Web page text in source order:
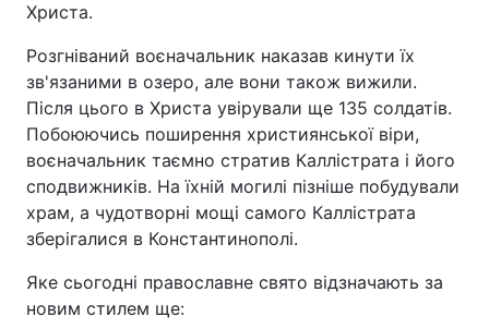
Христа.
Розгніваний воєначальник наказав кинути їх
зв'язаними в озеро, але вони також вижили.
Після цього в Христа увірували ще 135 солдатів.
Побоюючись поширення християнської віри,
воєначальник таємно стратив Каллістрата і його
сподвижників. На їхній могилі пізніше побудували
храм, а чудотворні мощі самого Каллістрата
зберігалися в Константинополі.
Яке сьогодні православне свято відзначають за
новим стилем ще: